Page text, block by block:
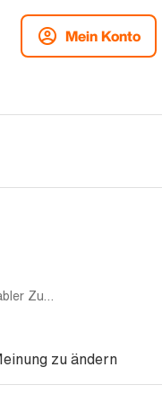
Mein Konto
Mono sim | 128GB | Gold | Akzeptabler Zustand
zu ändern